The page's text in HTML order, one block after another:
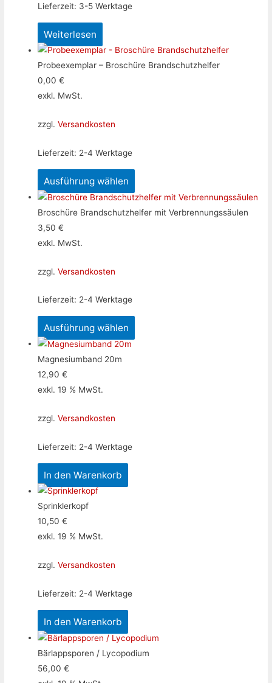
Lieferzeit: 3-5 Werktage
Weiterlesen
Probeexemplar – Broschüre Brandschutzhelfer
0,00€
exkl. MwSt.
zzgl.Versandkosten
Lieferzeit: 2-4 Werktage
Ausführung wählen
Broschüre Brandschutzhelfer mit Verbrennungssäulen
3,50€
exkl. MwSt.
zzgl.Versandkosten
Lieferzeit: 2-4 Werktage
Ausführung wählen
Magnesiumband 20m
12,90€
exkl. 19 % MwSt.
zzgl.Versandkosten
Lieferzeit: 2-4 Werktage
In den Warenkorb
Sprinklerkopf
10,50€
exkl. 19 % MwSt.
zzgl.Versandkosten
Lieferzeit: 2-4 Werktage
In den Warenkorb
Bärlappsporen / Lycopodium
56,00€